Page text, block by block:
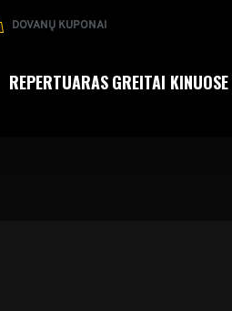
DOVANŲ KUPONAI
REPERTUARASGREITAI KINUOSE